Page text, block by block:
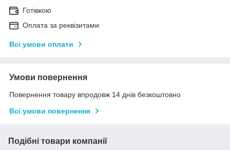
Готівкою
Оплата за реквізитами
Всі умови оплати
Умови повернення
Повернення товару впродовж 14 днів безкоштовно
Всі умови повернення
Подібні товари компанії